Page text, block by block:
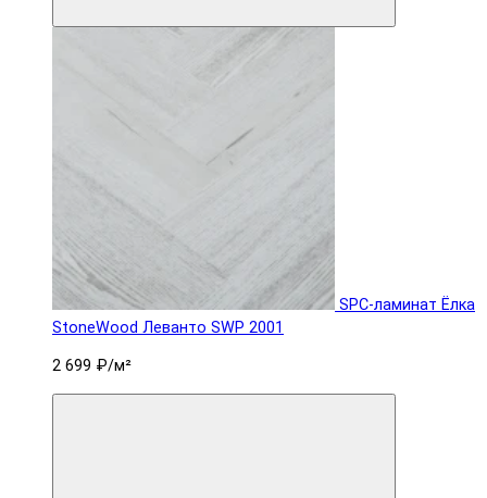
SPC-ламинат Ëлка
StoneWood Леванто SWP 2001
2 699 ₽/м²